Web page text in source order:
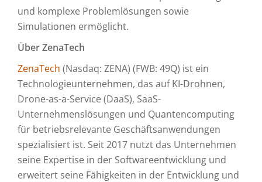
und komplexe Problemlösungen sowie
Simulationen ermöglicht.
Über ZenaTech
ZenaTech (Nasdaq: ZENA) (FWB: 49Q) ist ein
Technologieunternehmen, das auf KI-Drohnen,
Drone-as-a-Service (DaaS), SaaS-
Unternehmenslösungen und Quantencomputing
für betriebsrelevante Geschäftsanwendungen
spezialisiert ist. Seit 2017 nutzt das Unternehmen
seine Expertise in der Softwareentwicklung und
erweitert seine Fähigkeiten in der Entwicklung und